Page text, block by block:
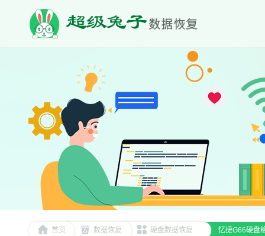
首页 数据恢复 硬盘数据恢复 忆捷G66硬盘